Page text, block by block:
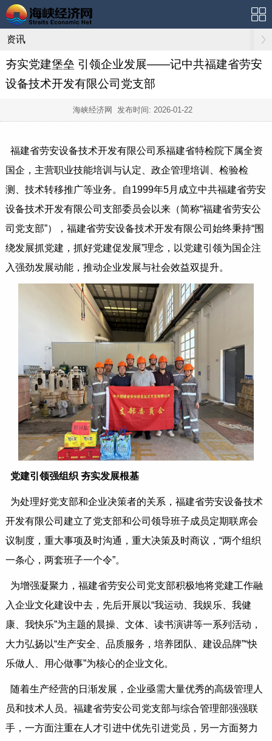
资讯
夯实党建堡垒 引领企业发展——记中共福建省劳安
设备技术开发有限公司党支部
海峡经济网 发布时间: 2026-01-22
福建省劳安设备技术开发有限公司系福建省特检院下属全资
国企，主营职业技能培训与认定、政企管理培训、检验检
测、技术转移推广等业务。自1999年5月成立中共福建省劳安
设备技术开发有限公司支部委员会以来（简称“福建省劳安公
司党支部”），福建省劳安设备技术开发有限公司始终秉持“围
绕发展抓党建，抓好党建促发展”理念，以党建引领为国企注
入强劲发展动能，推动企业发展与社会效益双提升。
党建引领强组织 夯实发展根基
为处理好党支部和企业决策者的关系，福建省劳安设备技术
开发有限公司建立了党支部和公司领导班子成员定期联席会
议制度，重大事项及时沟通，重大决策及时商议，“两个组织
一条心，两套班子一个令”。
为增强凝聚力，福建省劳安公司党支部积极地将党建工作融
入企业文化建设中去，先后开展以“我运动、我娱乐、我健
康、我快乐”为主题的晨操、文体、读书演讲等一系列活动，
大力弘扬以“生产安全、品质服务，培养团队、建设品牌”“快
乐做人、用心做事”为核心的企业文化。
随着生产经营的日渐发展，企业亟需大量优秀的高级管理人
员和技术人员。福建省劳安公司党支部与综合管理部强强联
手，一方面注重在人才引进中优先引进党员，另一方面努力